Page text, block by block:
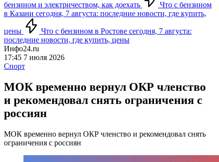
бензином и электричеством, как доехать
Что с бензином
в Казани сегодня, 7 августа: последние новости, где купить,
цены
Что с бензином в Ростове сегодня, 7 августа:
последние новости, где купить, цены
Инфо24.ru
17:45 7 июля 2026
Спорт
МОК временно вернул ОКР членство
и рекомендовал снять ограничения с
россиян
МОК временно вернул ОКР членство и рекомендовал снять
ограничения с россиян